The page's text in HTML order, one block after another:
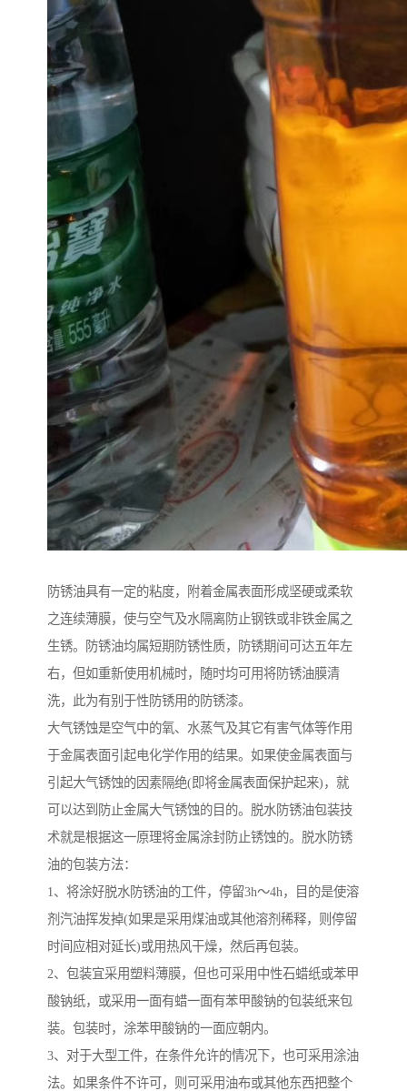
防锈油具有一定的粘度，附着金属表面形成坚硬或柔软
之连续薄膜，使与空气及水隔离防止钢铁或非铁金属之
生锈。防锈油均属短期防锈性质，防锈期间可达五年左
右，但如重新使用机械时，随时均可用将防锈油膜清
洗，此为有别于性防锈用的防锈漆。
大气锈蚀是空气中的氧、水蒸气及其它有害气体等作用
于金属表面引起电化学作用的结果。如果使金属表面与
引起大气锈蚀的因素隔绝(即将金属表面保护起来)，就
可以达到防止金属大气锈蚀的目的。脱水防锈油包装技
术就是根据这一原理将金属涂封防止锈蚀的。脱水防锈
油的包装方法：
1、将涂好脱水防锈油的工件，停留3h～4h，目的是使溶
剂汽油挥发掉(如果是采用煤油或其他溶剂稀释，则停留
时间应相对延长)或用热风干燥，然后再包装。
2、包装宜采用塑料薄膜，但也可采用中性石蜡纸或苯甲
酸钠纸，或采用一面有蜡一面有苯甲酸钠的包装纸来包
装。包装时，涂苯甲酸钠的一面应朝内。
3、对于大型工件，在条件允许的情况下，也可采用涂油
法。如果条件不许可，则可采用油布或其他东西把整个